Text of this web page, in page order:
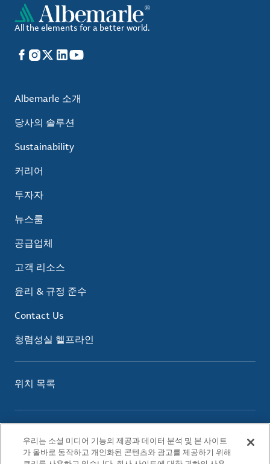
All the elements for a better world.
Facebook
Instagram
X LinkedIn
YouTube
Albemarle 소개
당사의 솔루션
Sustainability
커리어
투자자
뉴스룸
공급업체
고객 리소스
윤리 & 규정 준수
Contact Us
청렴성실 헬프라인
위치 목록
개인정보 보호 정책
쿠키 정책
우리는 소셜 미디어 기능의 제공과 데이터 분석 및 본 사이트
가 올바로 동작하고 개인화된 콘텐츠와 광고를 제공하기 위해